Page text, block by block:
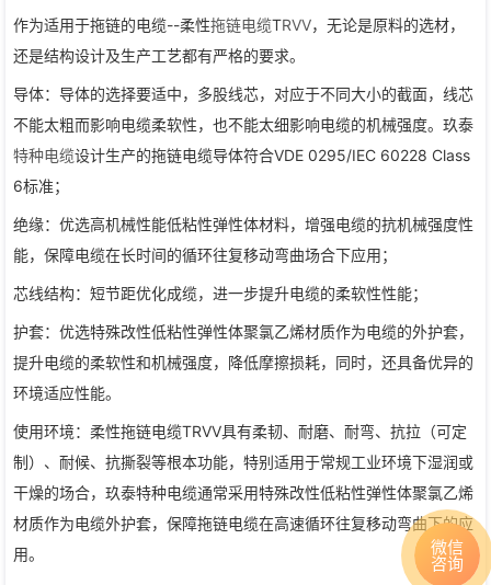
作为适用于拖链的电缆--柔性拖链电缆TRVV，无论是原料的选材，
还是结构设计及生产工艺都有严格的要求。
导体：导体的选择要适中，多股线芯，对应于不同大小的截面，线芯
不能太粗而影响电缆柔软性，也不能太细影响电缆的机械强度。玖泰
特种电缆设计生产的拖链电缆导体符合VDE 0295/IEC 60228 Class
6标准；
绝缘：优选高机械性能低粘性弹性体材料，增强电缆的抗机械强度性
能，保障电缆在长时间的循环往复移动弯曲场合下应用；
芯线结构：短节距优化成缆，进一步提升电缆的柔软性性能；
护套：优选特殊改性低粘性弹性体聚氯乙烯材质作为电缆的外护套，
提升电缆的柔软性和机械强度，降低摩擦损耗，同时，还具备优异的
环境适应性能。
使用环境：柔性拖链电缆TRVV具有柔韧、耐磨、耐弯、抗拉（可定
制）、耐候、抗撕裂等根本功能，特别适用于常规工业环境下湿润或
干燥的场合，玖泰特种电缆通常采用特殊改性低粘性弹性体聚氯乙烯
材质作为电缆外护套，保障拖链电缆在高速循环往复移动弯曲下的应
用。
微信
咨询